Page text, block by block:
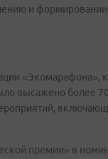
и
«Экомарафона»,
высажено более
премии» в